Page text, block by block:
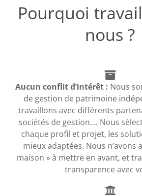
Pourquoi
nous ?
Aucun conflit d’intérêt : Nous
de gestion de patrimoine
travaillons avec différents
sociétés de gestion…. Nous
chaque profil et projet, les
mieux adaptées. Nous n’avons
maison » à mettre en avant, et
transparence avec